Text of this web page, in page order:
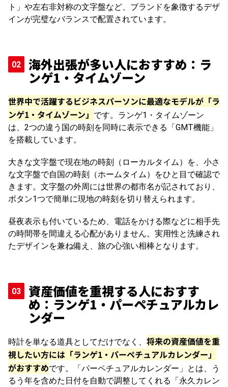
ト」や左右非対称の文字盤など、ブランドを象徴するデザ
インが完璧なバランスで配置されています。
海外出張が多い人におすすめ：ラ
ンゲ1・タイムゾーン
世界中で活躍するビジネスパーソンに最適なモデルが「ラ
ンゲ1・タイムゾーン」 です。ランゲ1・タイムゾーン
は、2つの違う国の時刻を同時に表示できる「GMT機能」
を搭載しています。
大きな文字盤で現在地の時刻（ローカルタイム）を、小さ
な文字盤で自国の時刻（ホームタイム）をひと目で確認で
きます。文字盤の外周には世界の都市名が記されており、
ボタン1つで簡単に現地の時刻を切り替えられます。
昼夜表示も付いているため、電話をかける際などに相手先
の時間帯を間違える心配がありません。実用性と洗練され
たデザインを兼ね備え、旅の心強い相棒となります。
資産価値を重視する人におすす
め：ランゲ1・パーペチュアルカレ
ンダー
時計を単なる道具としてだけでなく、 将来の資産価値を重
視したい方には「ランゲ1・パーペチュアルカレンダー」
がおすすめです。「パーペチュアルカレンダー」とは、う
るう年を含めた日付を自動で調整してくれる「永久カレン